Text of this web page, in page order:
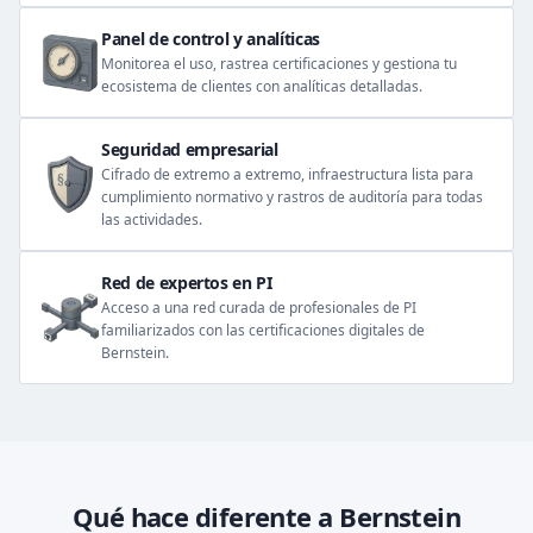
Panel de control y analíticas
Monitorea el uso, rastrea certificaciones y gestiona tu
ecosistema de clientes con analíticas detalladas.
Seguridad empresarial
Cifrado de extremo a extremo, infraestructura lista para
cumplimiento normativo y rastros de auditoría para todas
las actividades.
Red de expertos en PI
Acceso a una red curada de profesionales de PI
familiarizados con las certificaciones digitales de
Bernstein.
Qué hace diferente a Bernstein